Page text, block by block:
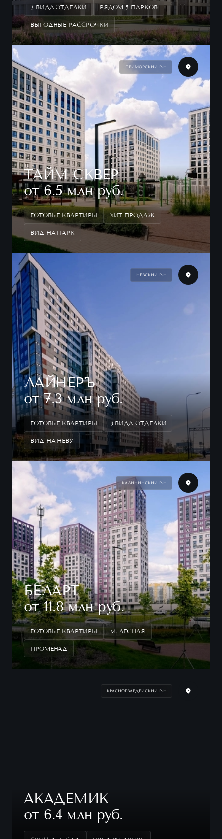
3 ВИДА ОТДЕЛКИ РЯДОМ 5 ПАРКОВ
ВЫГОДНЫЕ РАССРОЧКИ
ПРИМОРСКИЙ Р-Н
ТАЙМ СКВЕР
от 6.5 млн руб.
ГОТОВЫЕ КВАРТИРЫ ХИТ ПРОДАЖ
ВИД НА ПАРК
НЕВСКИЙ Р-Н
ЛАЙНЕРЪ
от 7.3 млн руб.
ГОТОВЫЕ КВАРТИРЫ 3 ВИДА ОТДЕЛКИ
ВИД НА НЕВУ
КАЛИНИНСКИЙ Р-Н
БЕЛАРТ
от 11.8 млн руб.
ГОТОВЫЕ КВАРТИРЫ М. ЛЕСНАЯ
ПРОМЕНАД
КРАСНОГВАРДЕЙСКИЙ Р-Н
АКАДЕМИК
от 6.4 млн руб.